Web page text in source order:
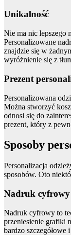
Unikalność
Nie ma nic lepszego
Personalizowane
znajdzie się w
wyróżnienie się z
Prezent
Personalizowana
Można stworzyć
odnosi się do
prezent, który z
Sposoby
Personalizacja
sposobów. Oto
Nadruk cyfrowy
Nadruk cyfrowy to
przeniesienie grafiki
bardzo